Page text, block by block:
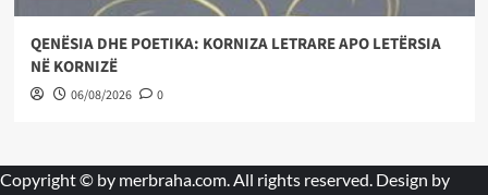
QENËSIA DHE POETIKA: KORNIZA LETRARE APO LETËRSIA
NË KORNIZË
06/08/2026 0
Copyright © by merbraha.com. All rights reserved. Design by